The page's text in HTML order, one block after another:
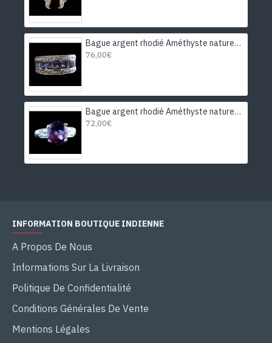
Bague argent rhodié Améthyste naturelle
76,00€
Bague argent rhodié Améthyste naturelle
72,00€
INFORMATION BOUTIQUE INDIENNE
A Propos De Nous
Informations Sur La Livraison
Politique De Confidentialité
Conditions Générales De Vente
Mentions Légales